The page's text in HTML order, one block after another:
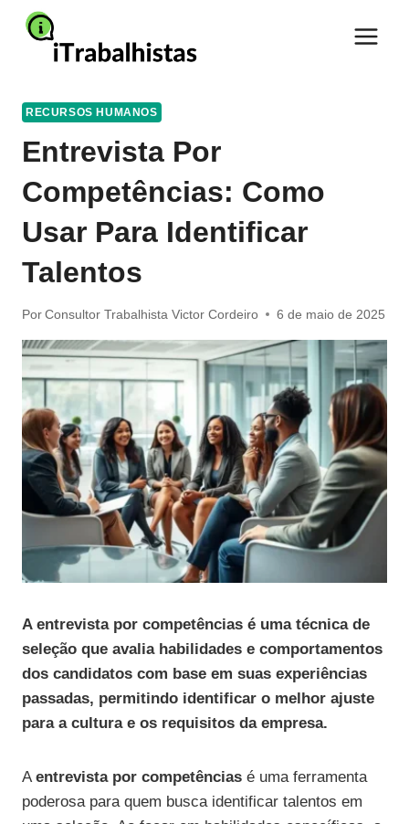
Pular
para
RECURSOS HUMANOS
Entrevista Por
Competências: Como
Usar Para Identificar
Talentos
Por Consultor Trabalhista Victor Cordeiro 6 de maio de 2025
A entrevista por competências é uma técnica de
seleção que avalia habilidades e comportamentos
dos candidatos com base em suas experiências
passadas, permitindo identificar o melhor ajuste
para a cultura e os requisitos da empresa.
Aentrevista por competências é uma ferramenta
poderosa para quem busca identificar talentos em